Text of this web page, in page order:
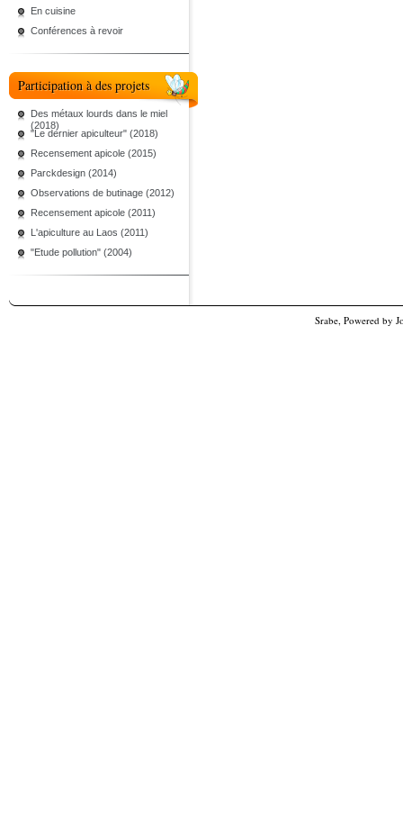
En cuisine
Conférences à revoir
Participation à des projets
Des métaux lourds dans le miel
(2018)
"Le dernier apiculteur" (2018)
Recensement apicole (2015)
Parckdesign (2014)
Observations de butinage (2012)
Recensement apicole (2011)
L'apiculture au Laos (2011)
"Etude pollution" (2004)
Srabe, Powered by